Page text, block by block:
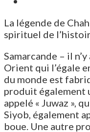
La légende de
spirituel de
Samarcande – il
Orient qui l’égale
du monde est
produit également
appelé « Juwaz »,
Siyob, également
boue. Une autre